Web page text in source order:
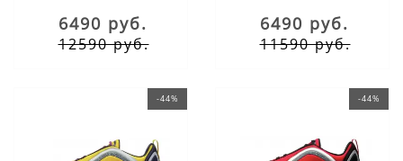
6490 руб.
12590 руб.
6490 руб.
11590 руб.
-44% -44%